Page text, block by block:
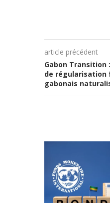
article précédent
Gabon Transition
de régularisation
gabonais